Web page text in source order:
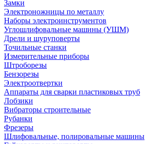
Замки
Электроножницы по металлу
Наборы электроинструментов
Углошлифовальные машины (УШМ)
Дрели и шуруповерты
Точильные станки
Измерительные приборы
Штроборезы
Бензорезы
Электроотвертки
Аппараты для сварки пластиковых труб
Лобзики
Вибраторы строительные
Рубанки
Фрезеры
Шлифовальные, полировальные машины